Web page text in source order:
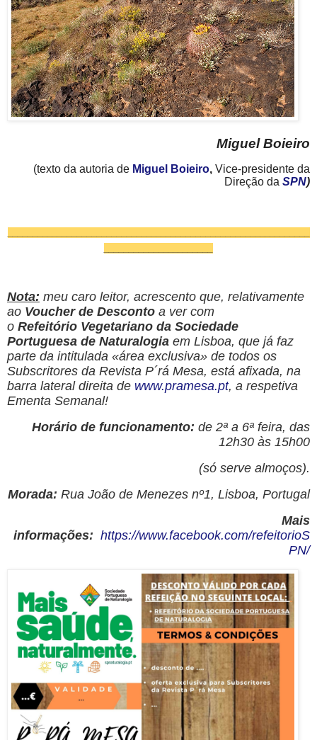
Miguel Boieiro
(texto da autoria de Miguel Boieiro, Vice-presidente da
Direção da SPN)
Nota: meu caro leitor, acrescento que, relativamente
ao Voucher de Desconto a ver com
o Refeitório Vegetariano da Sociedade
Portuguesa de Naturalogia em Lisboa, que já faz
parte da intitulada «área exclusiva» de todos os
Subscritores da Revista P´rá Mesa, está afixada, na
barra lateral direita de www.pramesa.pt, a respetiva
Ementa Semanal!
Horário de funcionamento: de 2ª a 6ª feira, das
12h30 às 15h00
(só serve almoços).
Morada: Rua João de Menezes nº1, Lisboa, Portugal
Mais
informações: https://www.facebook.com/refeitorioS
PN/